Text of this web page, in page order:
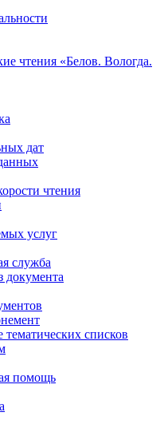
чтения «Белов. Вологда.
дат
чтения
услуг
служба
документа
тематических списков
помощь